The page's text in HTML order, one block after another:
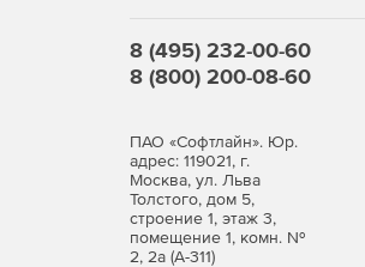
8 (495) 232-00-60
8 (800) 200-08-60
ПАО «Софтлайн». Юр.
адрес: 119021, г.
Москва, ул. Льва
Толстого, дом 5,
строение 1, этаж 3,
помещение 1, комн. №
2, 2а (А-311)